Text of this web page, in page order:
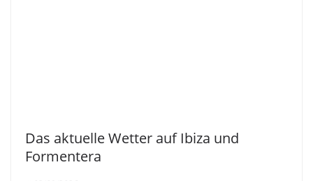
Das aktuelle Wetter auf Ibiza und
Formentera